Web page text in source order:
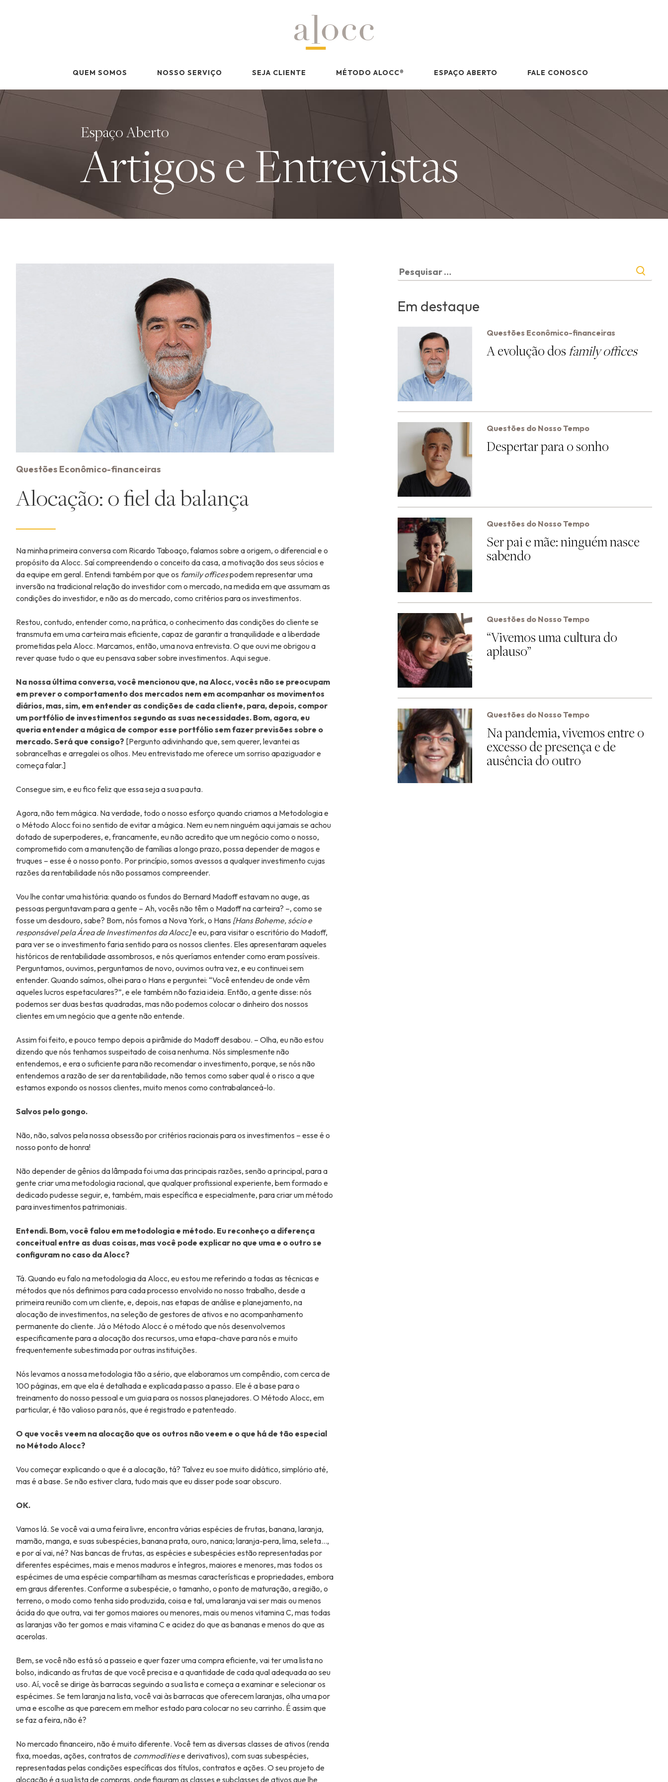
QUEM SOMOS NOSSO SERVIÇO SEJA CLIENTE MÉTODO ALOCC® ESPAÇO ABERTO FALE CONOSCO
Espaço Aberto
Artigos e Entrevistas
Questões Econômico-financeiras
Alocação: o fiel da balança
Na minha primeira conversa com Ricardo Taboaço, falamos sobre a origem, o diferencial e o
propósito da Alocc. Saí compreendendo o conceito da casa, a motivação dos seus sócios e
da equipe em geral. Entendi também por que os family officespodem representar uma
inversão na tradicional relação do investidor com o mercado, na medida em que assumam as
condições do investidor, e não as do mercado, como critérios para os investimentos.
Restou, contudo, entender como, na prática, o conhecimento das condições do cliente se
transmuta em uma carteira mais eficiente, capaz de garantir a tranquilidade e a liberdade
prometidas pela Alocc. Marcamos, então, uma nova entrevista. O que ouvi me obrigou a
rever quase tudo o que eu pensava saber sobre investimentos. Aqui segue.
Na nossa última conversa, você mencionou que, na Alocc, vocês não se preocupam
em prever o comportamento dos mercados nem em acompanhar os movimentos
diários, mas, sim, em entender as condições de cada cliente, para, depois, compor
um portfólio de investimentos segundo as suas necessidades. Bom, agora, eu
queria entender a mágica de compor esse portfólio sem fazer previsões sobre o
mercado. Será que consigo? [Pergunto adivinhando que, sem querer, levantei as
sobrancelhas e arregalei os olhos. Meu entrevistado me oferece um sorriso apaziguador e
começa falar.]
Consegue sim, e eu fico feliz que essa seja a sua pauta.
Agora, não tem mágica. Na verdade, todo o nosso esforço quando criamos a Metodologia e
o Método Alocc foi no sentido de evitar a mágica. Nem eu nem ninguém aqui jamais se achou
dotado de superpoderes, e, francamente, eu não acredito que um negócio como o nosso,
comprometido com a manutenção de famílias a longo prazo, possa depender de magos e
truques – esse é o nosso ponto. Por princípio, somos avessos a qualquer investimento cujas
razões da rentabilidade nós não possamos compreender.
Vou lhe contar uma história: quando os fundos do Bernard Madoff estavam no auge, as
pessoas perguntavam para a gente – Ah, vocês não têm o Madoff na carteira? –, como se
fosse um desdouro, sabe? Bom, nós fomos a Nova York, o Hans [Hans Boheme, sócio e
responsável pela Área de Investimentos da Alocc]e eu, para visitar o escritório do Madoff,
para ver se o investimento faria sentido para os nossos clientes. Eles apresentaram aqueles
históricos de rentabilidade assombrosos, e nós queríamos entender como eram possíveis.
Perguntamos, ouvimos, perguntamos de novo, ouvimos outra vez, e eu continuei sem
entender. Quando saímos, olhei para o Hans e perguntei: “Você entendeu de onde vêm
aqueles lucros espetaculares?”, e ele também não fazia ideia. Então, a gente disse: nós
podemos ser duas bestas quadradas, mas não podemos colocar o dinheiro dos nossos
clientes em um negócio que a gente não entende.
Assim foi feito, e pouco tempo depois a pirâmide do Madoff desabou. – Olha, eu não estou
dizendo que nós tenhamos suspeitado de coisa nenhuma. Nós simplesmente não
entendemos, e era o suficiente para não recomendar o investimento, porque, se nós não
entendemos a razão de ser da rentabilidade, não temos como saber qual é o risco a que
estamos expondo os nossos clientes, muito menos como contrabalanceá-lo.
Salvos pelo gongo.
Não, não, salvos pela nossa obsessão por critérios racionais para os investimentos – esse é o
nosso ponto de honra!
Não depender de gênios da lâmpada foi uma das principais razões, senão a principal, para a
gente criar uma metodologia racional, que qualquer profissional experiente, bem formado e
dedicado pudesse seguir, e, também, mais específica e especialmente, para criar um método
para investimentos patrimoniais.
Entendi. Bom, você falou em metodologia e método. Eu reconheço a diferença
conceitual entre as duas coisas, mas você pode explicar no que uma e o outro se
configuram no caso da Alocc?
Tá. Quando eu falo na metodologia da Alocc, eu estou me referindo a todas as técnicas e
métodos que nós definimos para cada processo envolvido no nosso trabalho, desde a
primeira reunião com um cliente, e, depois, nas etapas de análise e planejamento, na
alocação de investimentos, na seleção de gestores de ativos e no acompanhamento
permanente do cliente. Já o Método Alocc é o método que nós desenvolvemos
especificamente para a alocação dos recursos, uma etapa-chave para nós e muito
frequentemente subestimada por outras instituições.
Nós levamos a nossa metodologia tão a sério, que elaboramos um compêndio, com cerca de
100 páginas, em que ela é detalhada e explicada passo a passo. Ele é a base para o
treinamento do nosso pessoal e um guia para os nossos planejadores. O Método Alocc, em
particular, é tão valioso para nós, que é registrado e patenteado.
O que vocês veem na alocação que os outros não veem e o que há de tão especial
no Método Alocc?
Vou começar explicando o que é a alocação, tá? Talvez eu soe muito didático, simplório até,
mas é a base. Se não estiver clara, tudo mais que eu disser pode soar obscuro.
OK.
Vamos lá. Se você vai a uma feira livre, encontra várias espécies de frutas, banana, laranja,
mamão, manga, e suas subespécies, banana prata, ouro, nanica; laranja-pera, lima, seleta…,
e por aí vai, né? Nas bancas de frutas, as espécies e subespécies estão representadas por
diferentes espécimes, mais e menos maduros e íntegros, maiores e menores, mas todos os
espécimes de uma espécie compartilham as mesmas características e propriedades, embora
em graus diferentes. Conforme a subespécie, o tamanho, o ponto de maturação, a região, o
terreno, o modo como tenha sido produzida, coisa e tal, uma laranja vai ser mais ou menos
ácida do que outra, vai ter gomos maiores ou menores, mais ou menos vitamina C, mas todas
as laranjas vão ter gomos e mais vitamina C e acidez do que as bananas e menos do que as
acerolas.
Bem, se você não está só a passeio e quer fazer uma compra eficiente, vai ter uma lista no
bolso, indicando as frutas de que você precisa e a quantidade de cada qual adequada ao seu
uso. Aí, você se dirige às barracas seguindo a sua lista e começa a examinar e selecionar os
espécimes. Se tem laranja na lista, você vai às barracas que oferecem laranjas, olha uma por
uma e escolhe as que parecem em melhor estado para colocar no seu carrinho. É assim que
se faz a feira, não é?
No mercado financeiro, não é muito diferente. Você tem as diversas classes de ativos (renda
fixa, moedas, ações, contratos de commoditiese derivativos), com suas subespécies,
representadas pelas condições específicas dos títulos, contratos e ações. O seu projeto de
alocação é a sua lista de compras, onde figuram as classes e subclasses de ativos que lhe
Pesquisar
por:
Em destaque
Questões Econômico-financeiras
A evolução dosfamily offices
Questões do Nosso Tempo
Despertar para o sonho
Questões do Nosso Tempo
Ser pai e mãe: ninguém nasce
sabendo
Questões do Nosso Tempo
“Vivemos uma cultura do
aplauso”
Questões do Nosso Tempo
Na pandemia, vivemos entre o
excesso de presença e de
ausência do outro